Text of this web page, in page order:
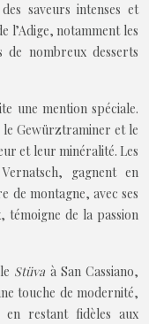
saveurs intenses et
l’Adige, notamment les
nombreux desserts
une mention spéciale.
Gewürztraminer et le
et leur minéralité. Les
gagnent en
de montagne, avec ses
témoigne de la passion
Stüva à San Cassiano,
touche de modernité,
en restant fidèles aux